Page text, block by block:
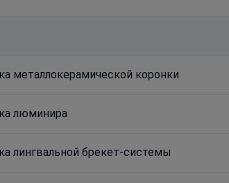
металлокерамической коронки
люминира
лингвальной брекет-системы